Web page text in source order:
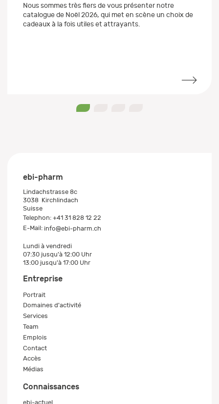
Nous sommes très fiers de vous présenter notre
catalogue de Noël 2026, qui met en scène un choix de
cadeaux à la fois utiles et attrayants.
ebi-pharm
Lindachstrasse 8c
3038 Kirchlindach
Suisse
Telephon: +41 31 828 12 22
E-Mail: info@ebi-pharm.ch
Lundi à vendredi
07:30 jusqu'à 12:00 Uhr
13:00 jusqu'à 17:00 Uhr
Entreprise
Portrait
Domaines d'activité
Services
Team
Emplois
Contact
Accès
Médias
Connaissances
ebi-actuel